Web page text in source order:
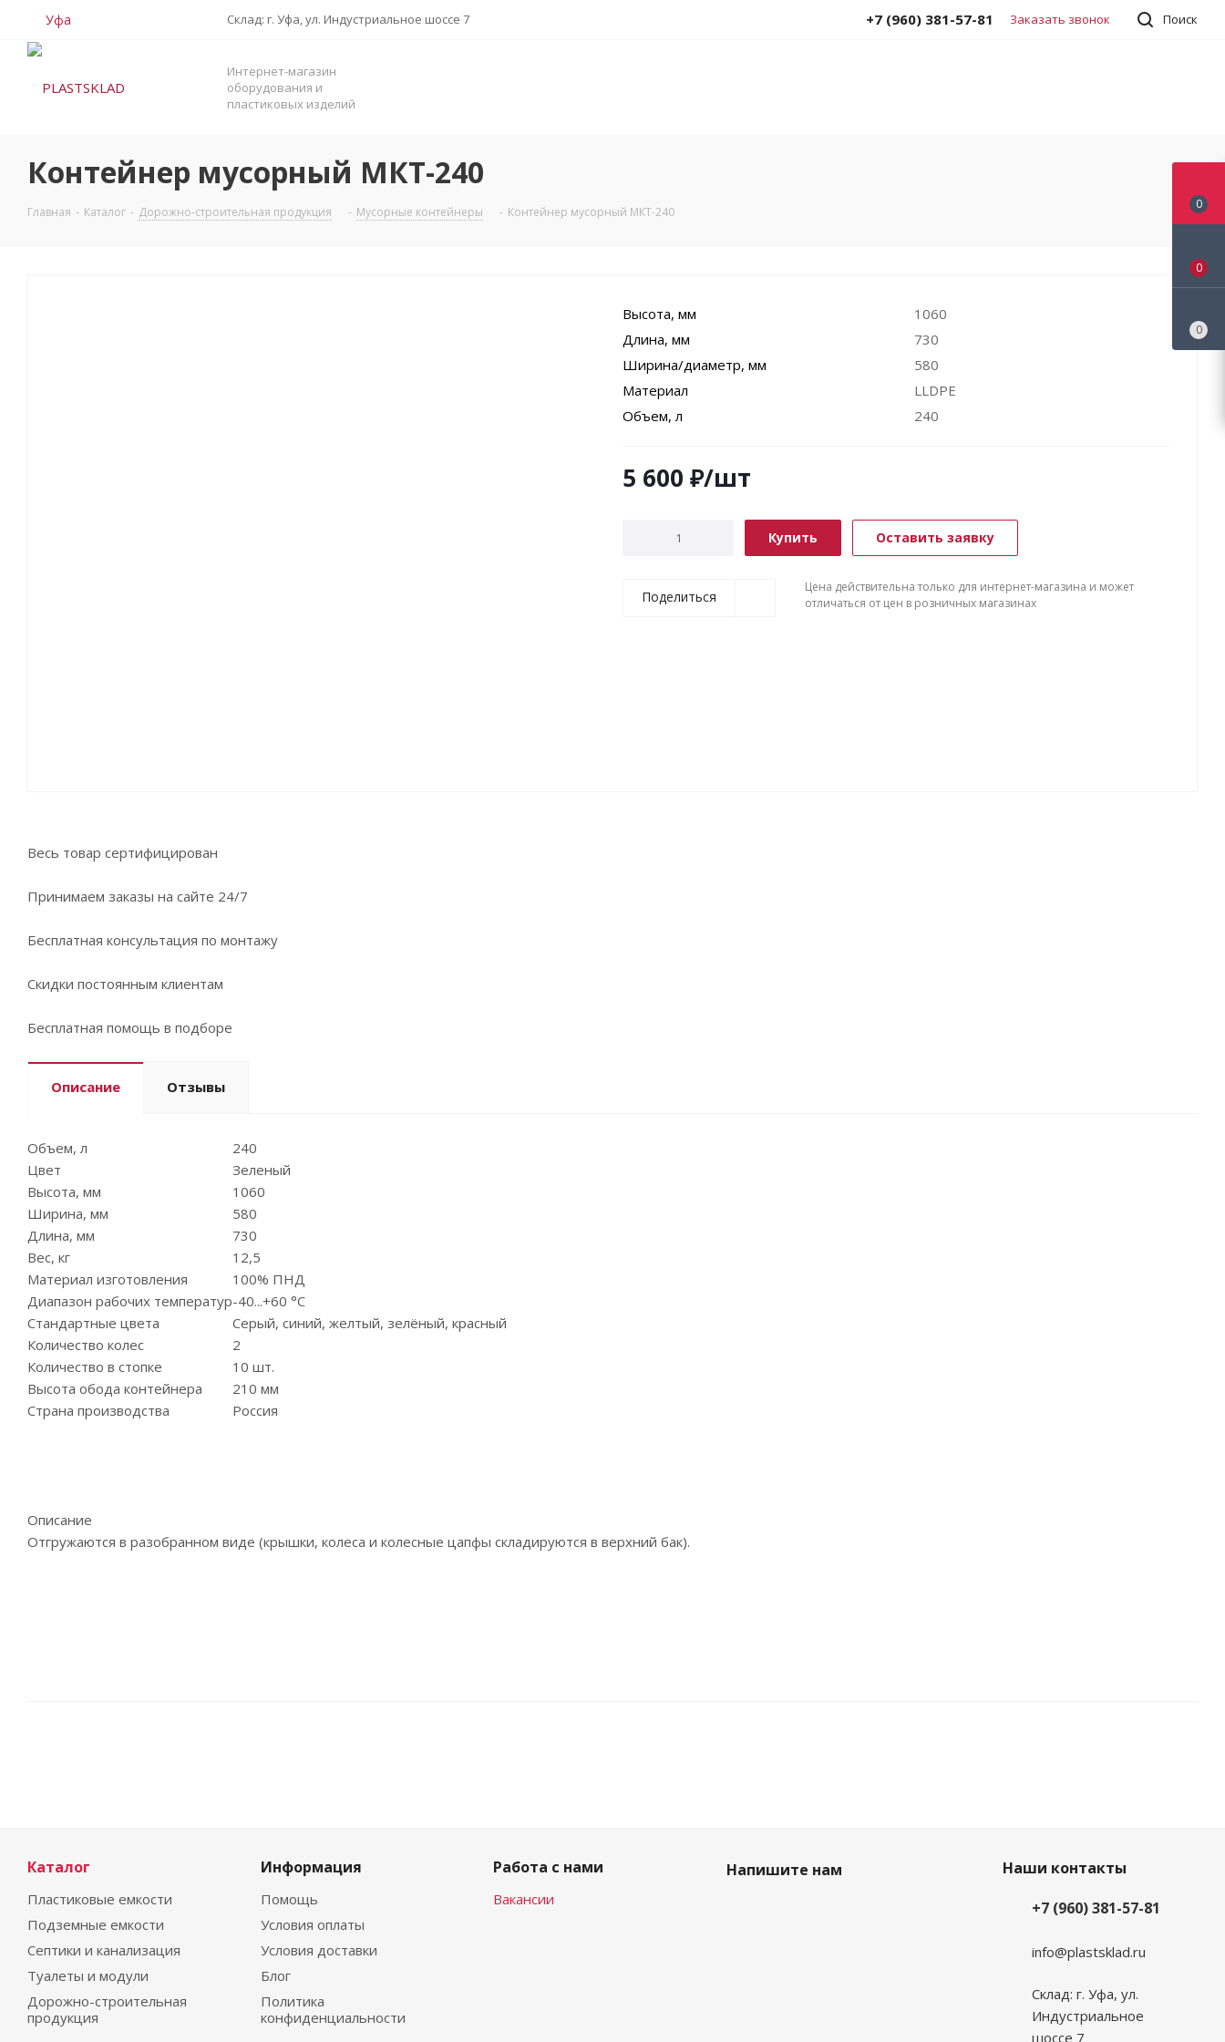
Уфа Склад: г. Уфа, ул. Индустриальное шоссе 7 Поиск
+7 (960) 381-57-81 Заказать звонок
Интернет-магазин
оборудования и
пластиковых изделий
Контейнер мусорный МКТ-240
Главная - Каталог - Дорожно-строительная продукция - Мусорные контейнеры - Контейнер мусорный МКТ-240
Высота, мм
1060
Длина, мм
730
Ширина/диаметр, мм
580
Материал
LLDPE
Объем, л
240
5 600 ₽/шт
Купить Оставить заявку
Поделиться
Цена действительна только для интернет-магазина и может
отличаться от цен в розничных магазинах
Весь товар сертифицирован
Принимаем заказы на сайте 24/7
Бесплатная консультация по монтажу
Скидки постоянным клиентам
Бесплатная помощь в подборе
Описание Отзывы
Объем, л
240
Цвет
Зеленый
Высота, мм
1060
Ширина, мм
580
Длина, мм
730
Вес, кг
12,5
Материал изготовления
100% ПНД
Диапазон рабочих температур-40...+60 °С
Стандартные цвета
Серый, синий, желтый, зелёный, красный
Количество колес
2
Количество в стопке
10 шт.
Высота обода контейнера
210 мм
Страна производства
Россия
Описание
Отгружаются в разобранном виде (крышки, колеса и колесные цапфы складируются в верхний бак).
Каталог
Пластиковые емкости
Подземные емкости
Септики и канализация
Туалеты и модули
Дорожно-строительная
продукция
Информация
Помощь
Условия оплаты
Условия доставки
Блог
Политика
конфиденциальности
Работа с нами
Вакансии
Напишите нам
Наши контакты
+7 (960) 381-57-81
info@plastsklad.ru
Склад: г. Уфа, ул.
Индустриальное
шоссе 7
0
0
0